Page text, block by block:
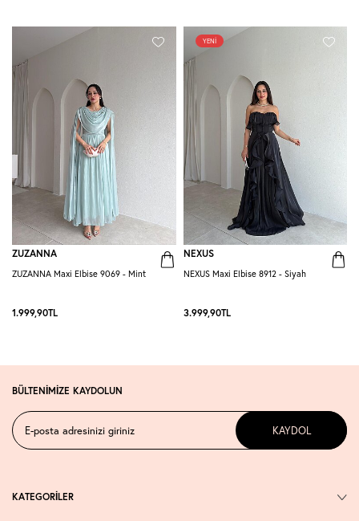
ZUZANNA
ZUZANNA Maxi Elbise 9069 - Mint
1.999,90TL
YENI
NEXUS
NEXUS Maxi Elbise 8912 - Siyah
3.999,90TL
BÜLTENİMİZE KAYDOLUN
KAYDOL
KATEGORİLER